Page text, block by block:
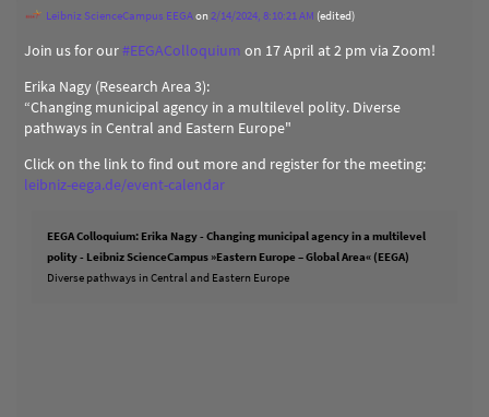
Leibniz ScienceCampus EEGAon2/14/2024, 8:10:21 AM (edited)
Join us for our#EEGAColloquium on 17 April at 2 pm via Zoom!
Erika Nagy (Research Area 3):
“Changing municipal agency in a multilevel polity. Diverse
pathways in Central and Eastern Europe"
Click on the link to find out more and register for the meeting:
leibniz-eega.de/event-calendar
EEGA Colloquium: Erika Nagy - Changing municipal agency in a multilevel
polity - Leibniz ScienceCampus »Eastern Europe – Global Area« (EEGA)
Diverse pathways in Central and Eastern Europe